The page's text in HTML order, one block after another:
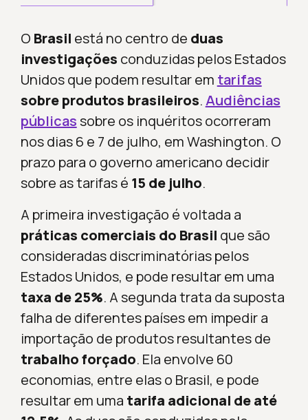
O Brasil está no centro de duas
investigações conduzidas pelos Estados
Unidos que podem resultar em tarifas
sobre produtos brasileiros.Audiências
públicassobre os inquéritos ocorreram
nos dias 6 e 7 de julho, em Washington. O
prazo para o governo americano decidir
sobre as tarifas é 15 de julho.
A primeira investigação é voltada a
práticas comerciais do Brasil que são
consideradas discriminatórias pelos
Estados Unidos, e pode resultar em uma
taxa de 25%. A segunda trata da suposta
falha de diferentes países em impedir a
importação de produtos resultantes de
trabalho forçado. Ela envolve 60
economias, entre elas o Brasil, e pode
resultar em uma tarifa adicional de até